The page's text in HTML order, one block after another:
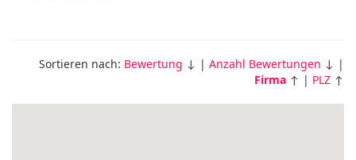
Sortieren nach: Bewertung ↓ | Anzahl Bewertungen ↓ |
Firma ↑ | PLZ ↑